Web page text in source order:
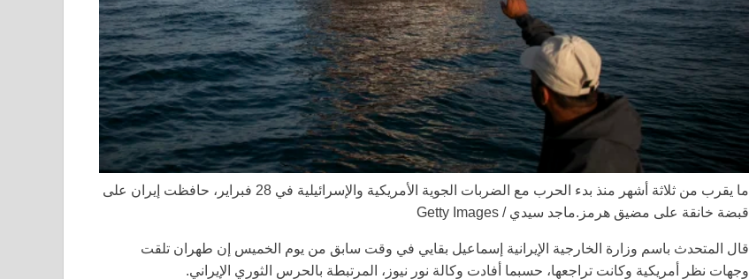
ما يقرب من ثلاثة أشهر منذ بدء الحرب مع الضربات الجوية الأمريكية والإسرائيلية في 28 فبراير، حافظت إيران على
قبضة خانقة على مضيق هرمز.ماجد سيدي / Getty Images
قال المتحدث باسم وزارة الخارجية الإيرانية إسماعيل بقايي في وقت سابق من يوم الخميس إن طهران تلقت
وجهات نظر أمريكية وكانت تراجعها، حسبما أفادت وكالة نور نيوز، المرتبطة بالحرس الثوري الإيراني.